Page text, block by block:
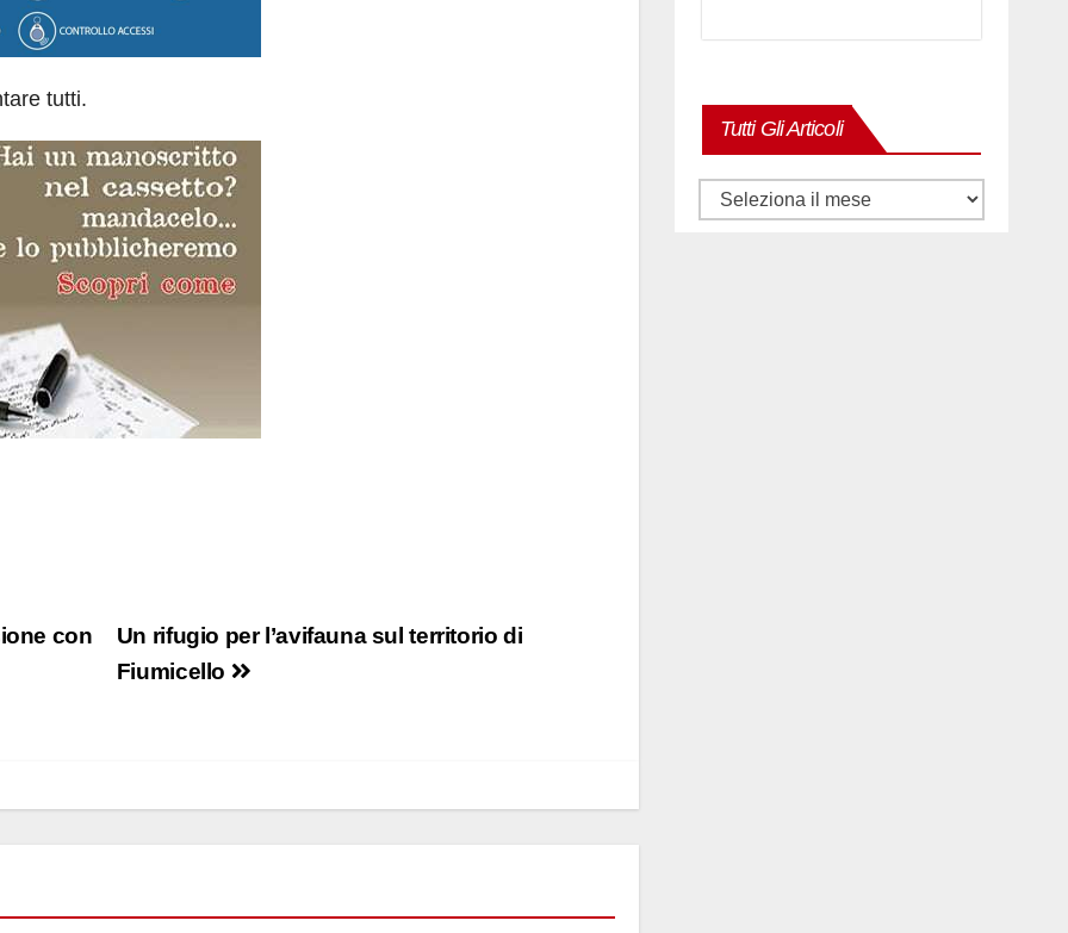
tutti.
Un rifugio per l’avifauna sul territorio di
Fiumicello
con
Tutti Gli Articoli
Tutti